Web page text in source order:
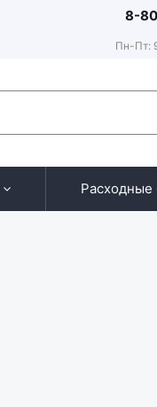
8-
Пн-Пт:
Расходные